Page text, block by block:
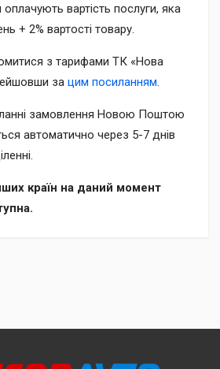
вартість послуги, яка
+ 2% вартості товару.
з тарифами ТК «Нова
за цим посиланням.
замовлення Новою Поштою
автоматично через 5-7 днів
країн на даний момент